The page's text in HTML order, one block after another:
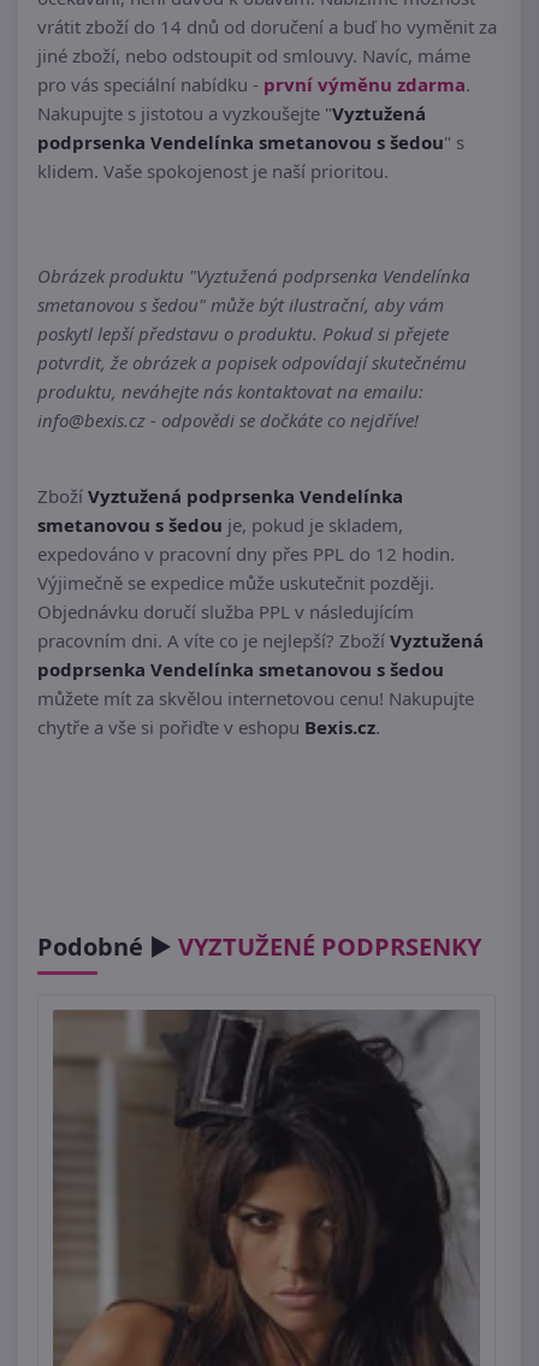
vrátit zboží do 14 dnů od doručení a buď ho vyměnit za
jiné zboží, nebo odstoupit od smlouvy. Navíc, máme
pro vás speciální nabídku - první výměnu zdarma.
Nakupujte s jistotou a vyzkoušejte "Vyztužená
podprsenka Vendelínka smetanovou s šedou" s
klidem. Vaše spokojenost je naší prioritou.
Obrázek produktu "Vyztužená podprsenka Vendelínka
smetanovou s šedou" může být ilustrační, aby vám
poskytl lepší představu o produktu. Pokud si přejete
potvrdit, že obrázek a popisek odpovídají skutečnému
produktu, neváhejte nás kontaktovat na emailu:
info@bexis.cz - odpovědi se dočkáte co nejdříve!
Zboží Vyztužená podprsenka Vendelínka
smetanovou s šedou je, pokud je skladem,
expedováno v pracovní dny přes PPL do 12 hodin.
Výjimečně se expedice může uskutečnit později.
Objednávku doručí služba PPL v následujícím
pracovním dni. A víte co je nejlepší? Zboží Vyztužená
podprsenka Vendelínka smetanovou s šedou
můžete mít za skvělou internetovou cenu! Nakupujte
chytře a vše si pořiďte v eshopu Bexis.cz.
Podobné ► VYZTUŽENÉ PODPRSENKY